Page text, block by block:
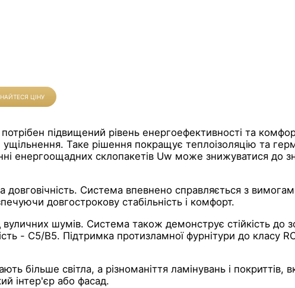
ЦІНУ
підвищений рівень енергоефективності та
Таке рішення покращує теплоізоляцію та
енергоощадних склопакетів Uw може знижуватися до
Система впевнено справляється з
довгострокову стабільність і комфорт.
шумів. Система також демонструє стійкість до
- C5/B5. Підтримка протизламної фурнітури до класу
більше світла, а різноманіття ламінувань і
інтер'єр або фасад.